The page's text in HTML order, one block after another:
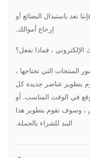
نعد باستبدال البضائع أو
إرجاع أموالك.
التي تحتاجها ،
بتطوير عناصر جديدة كل
في الوقت المناسب. أو
وسوف نقوم بتطوير هذا
البند للشراء بالجملة.